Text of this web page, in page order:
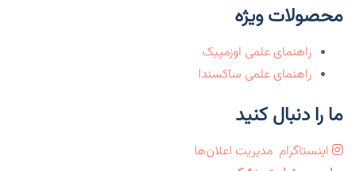
محصولات ویژه
راهنمای علمی اوزمپیک
راهنمای علمی ساکسندا
ما را دنبال کنید
اینستاگرام مدیریت اعلان‌ها